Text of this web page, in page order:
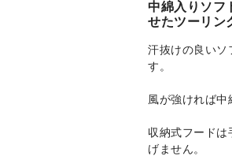
中綿入りソフ
せたツーリン
汗抜けの良いソ
す。
風が強ければ中
収納式フード
げません。